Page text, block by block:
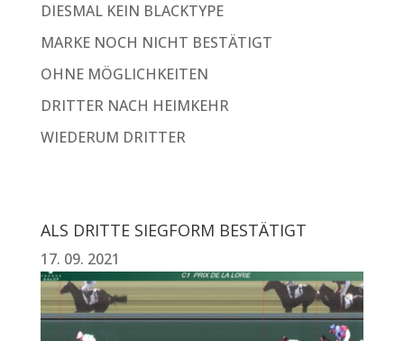
DIESMAL KEIN BLACKTYPE
MARKE NOCH NICHT BESTÄTIGT
OHNE MÖGLICHKEITEN
DRITTER NACH HEIMKEHR
WIEDERUM DRITTER
ALS DRITTE SIEGFORM BESTÄTIGT
17. 09. 2021